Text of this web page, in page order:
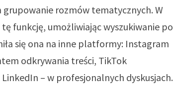
grupowanie rozmów tematycznych. W
funkcję, umożliwiając wyszukiwanie po
się ona na inne platformy: Instagram
odkrywania treści, TikTok
– w profesjonalnych dyskusjach.